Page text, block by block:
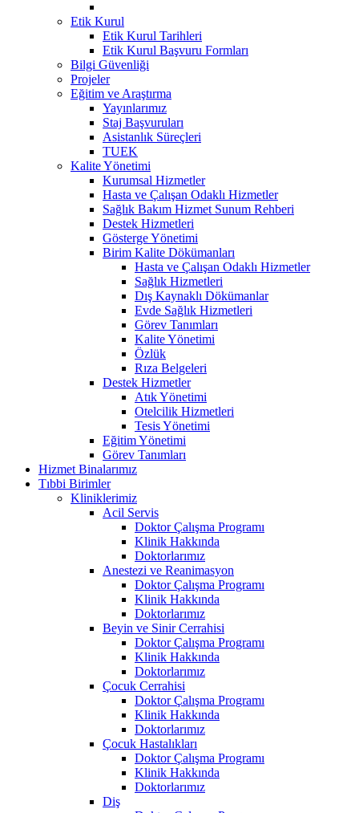
Etik Kurul
Etik Kurul Tarihleri
Etik Kurul Başvuru Formları
Bilgi Güvenliği
Projeler
Eğitim ve Araştırma
Yayınlarımız
Staj Başvuruları
Asistanlık Süreçleri
TUEK
Kalite Yönetimi
Kurumsal Hizmetler
Hasta ve Çalışan Odaklı Hizmetler
Sağlık Bakım Hizmet Sunum Rehberi
Destek Hizmetleri
Gösterge Yönetimi
Birim Kalite Dökümanları
Hasta ve Çalışan Odaklı Hizmetler
Sağlık Hizmetleri
Dış Kaynaklı Dökümanlar
Evde Sağlık Hizmetleri
Görev Tanımları
Kalite Yönetimi
Özlük
Rıza Belgeleri
Destek Hizmetler
Atık Yönetimi
Otelcilik Hizmetleri
Tesis Yönetimi
Eğitim Yönetimi
Görev Tanımları
Hizmet Binalarımız
Tıbbi Birimler
Kliniklerimiz
Acil Servis
Doktor Çalışma Programı
Klinik Hakkında
Doktorlarımız
Anestezi ve Reanimasyon
Doktor Çalışma Programı
Klinik Hakkında
Doktorlarımız
Beyin ve Sinir Cerrahisi
Doktor Çalışma Programı
Klinik Hakkında
Doktorlarımız
Çocuk Cerrahisi
Doktor Çalışma Programı
Klinik Hakkında
Doktorlarımız
Çocuk Hastalıkları
Doktor Çalışma Programı
Klinik Hakkında
Doktorlarımız
Diş